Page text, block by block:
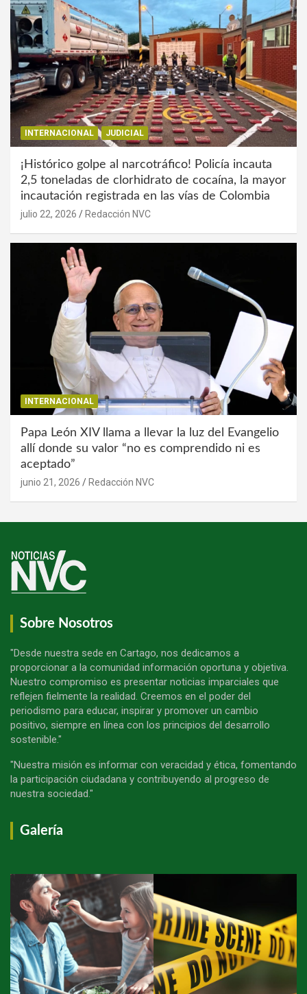
INTERNACIONAL JUDICIAL
¡Histórico golpe al narcotráfico! Policía incauta
2,5 toneladas de clorhidrato de cocaína, la mayor
incautación registrada en las vías de Colombia
julio 22, 2026 Redacción NVC
INTERNACIONAL
Papa León XIV llama a llevar la luz del Evangelio
allí donde su valor “no es comprendido ni es
aceptado”
junio 21, 2026 Redacción NVC
Sobre Nosotros
"Desde nuestra sede en Cartago, nos dedicamos a
proporcionar a la comunidad información oportuna y objetiva.
Nuestro compromiso es presentar noticias imparciales que
reflejen fielmente la realidad. Creemos en el poder del
periodismo para educar, inspirar y promover un cambio
positivo, siempre en línea con los principios del desarrollo
sostenible."
"Nuestra misión es informar con veracidad y ética, fomentando
la participación ciudadana y contribuyendo al progreso de
nuestra sociedad."
Galería